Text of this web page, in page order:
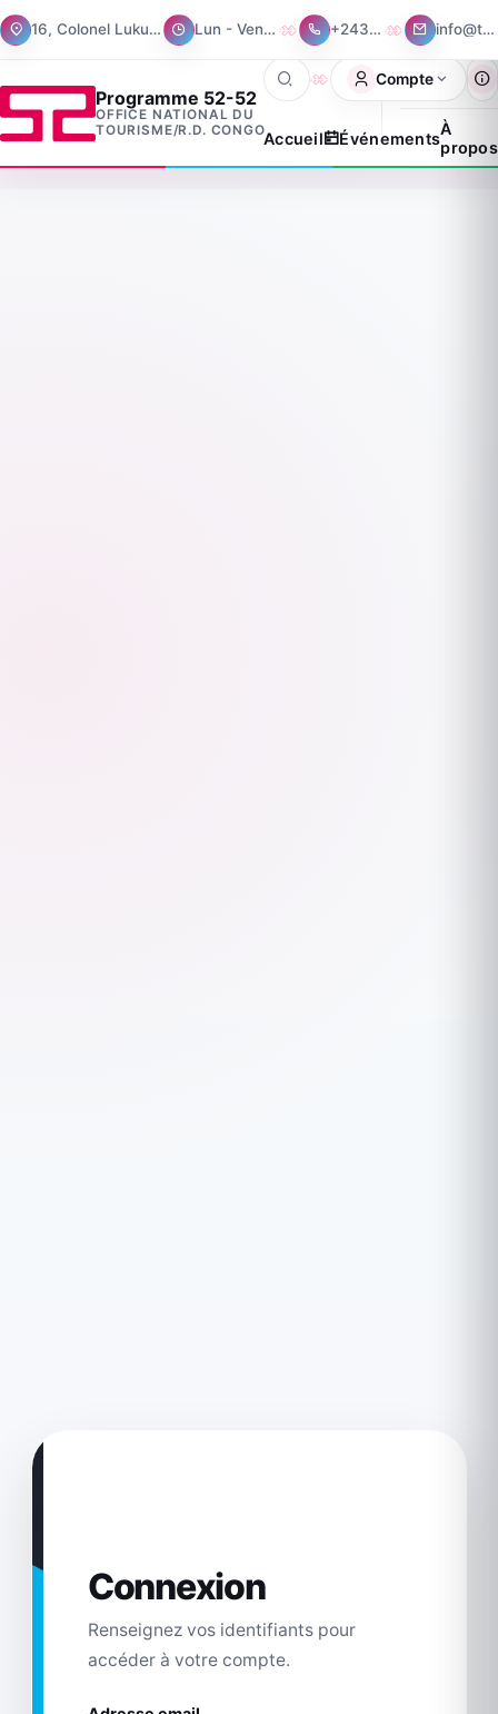
16, Colonel Lukusa, Gombe, Kinshasa Lun - Ven : 08:30 - 15:30 +243 973 524 123 info@tourismerdc.cd
Programme 52-52
OFFICE NATIONAL DU
TOURISME/R.D. CONGO
Compte
Accueil ÉvénementsÀ
propos
Connexion
Renseignez vos identifiants pour
accéder à votre compte.